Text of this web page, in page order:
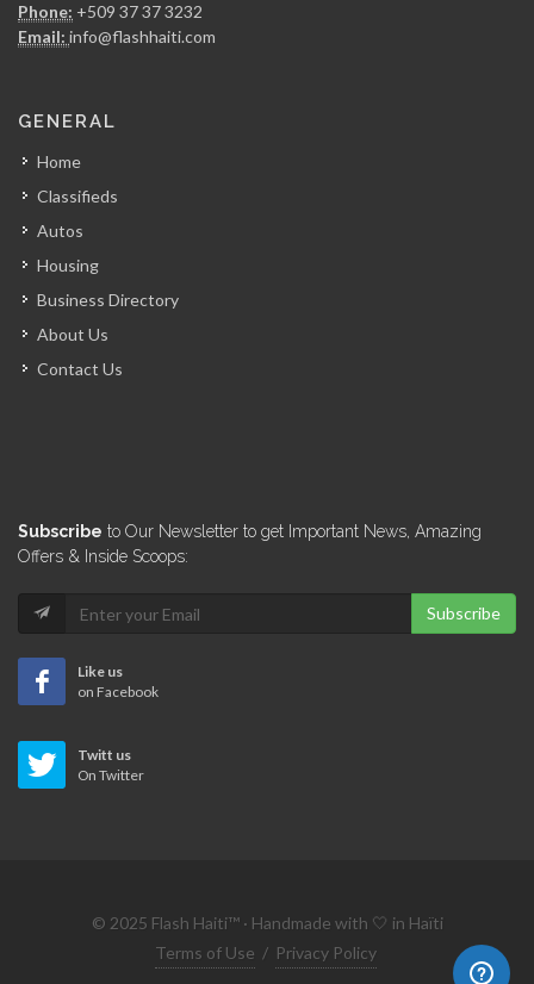
HaitiExam
Jifact (Jorg…
Université de…
994
Haiti Tec
806
Better Life…
Phone: +509 37 37 3232
Email: info@flashhaiti.com
GENERAL
Home
Classifieds
Autos
Housing
Business Directory
About Us
Contact Us
Subscribe to Our Newsletter to get Important News, Amazing
Offers & Inside Scoops:
Subscribe
Like us
on Facebook
Twitt us
On Twitter
© 2025 Flash Haiti™ · Handmade with 🤍 in Haïti
Terms of Use / Privacy Policy